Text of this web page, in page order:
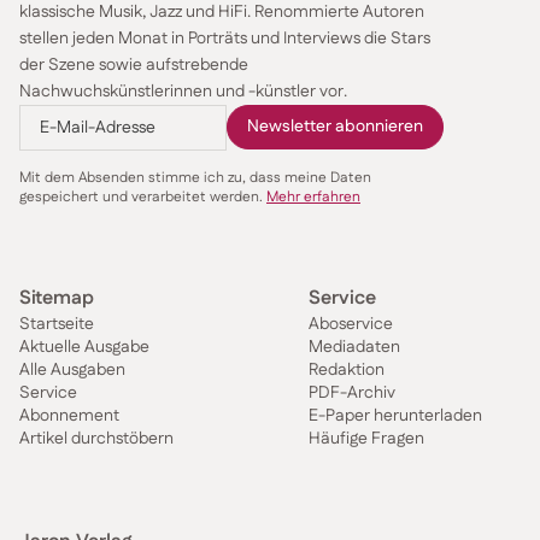
die Veranstalter so wenige Risiken eingehen.
Es ist schon etwas Besonderes, wenn das erste
Album unter dem eigenen Namen erscheint, oder?
Wahrscheinlich. (lacht) Ich habe mich nie als
„Aufnahmekünstler“ gesehen. Ich liebe es,
Entscheidungen im Moment zu treffen und sie nicht zu
bewerten während des Konzerts. Musik ist wie der
fünfhundert Leute, die im Publikum saßen. Ich mag
den Charme des Improvisierten. Ich möchte kein
„Statement“ abgeben. Das Aufnehmen war
interessant, es hat Spaß gemacht. Aber das war nichts,
wovon ich geträumt habe. Ich spiele viele Konzerte,
aber mich hat es nie dazu gedrängt, ein Statement
über ein Werk in Stein zu meißeln.
klassische Musik, Jazz und HiFi. Renommierte Autoren
stellen jeden Monat in Porträts und Interviews die Stars
der Szene sowie aufstrebende
Nachwuchskünstlerinnen und -künstler vor.
Mit dem Absenden stimme ich zu, dass meine Daten
gespeichert und verarbeitet werden. Mehr erfahren
Sitemap
Startseite
Aktuelle Ausgabe
Alle Ausgaben
Service
Abonnement
Artikel durchstöbern
Service
Aboservice
Mediadaten
Redaktion
PDF-Archiv
E-Paper herunterladen
Häufige Fragen